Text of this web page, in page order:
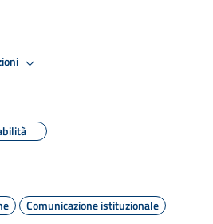
Comunicazione istituzionale